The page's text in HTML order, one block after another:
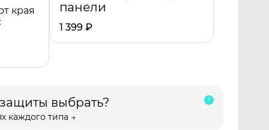
края
панели
1 399 ₽
выбрать?
каждого типа →